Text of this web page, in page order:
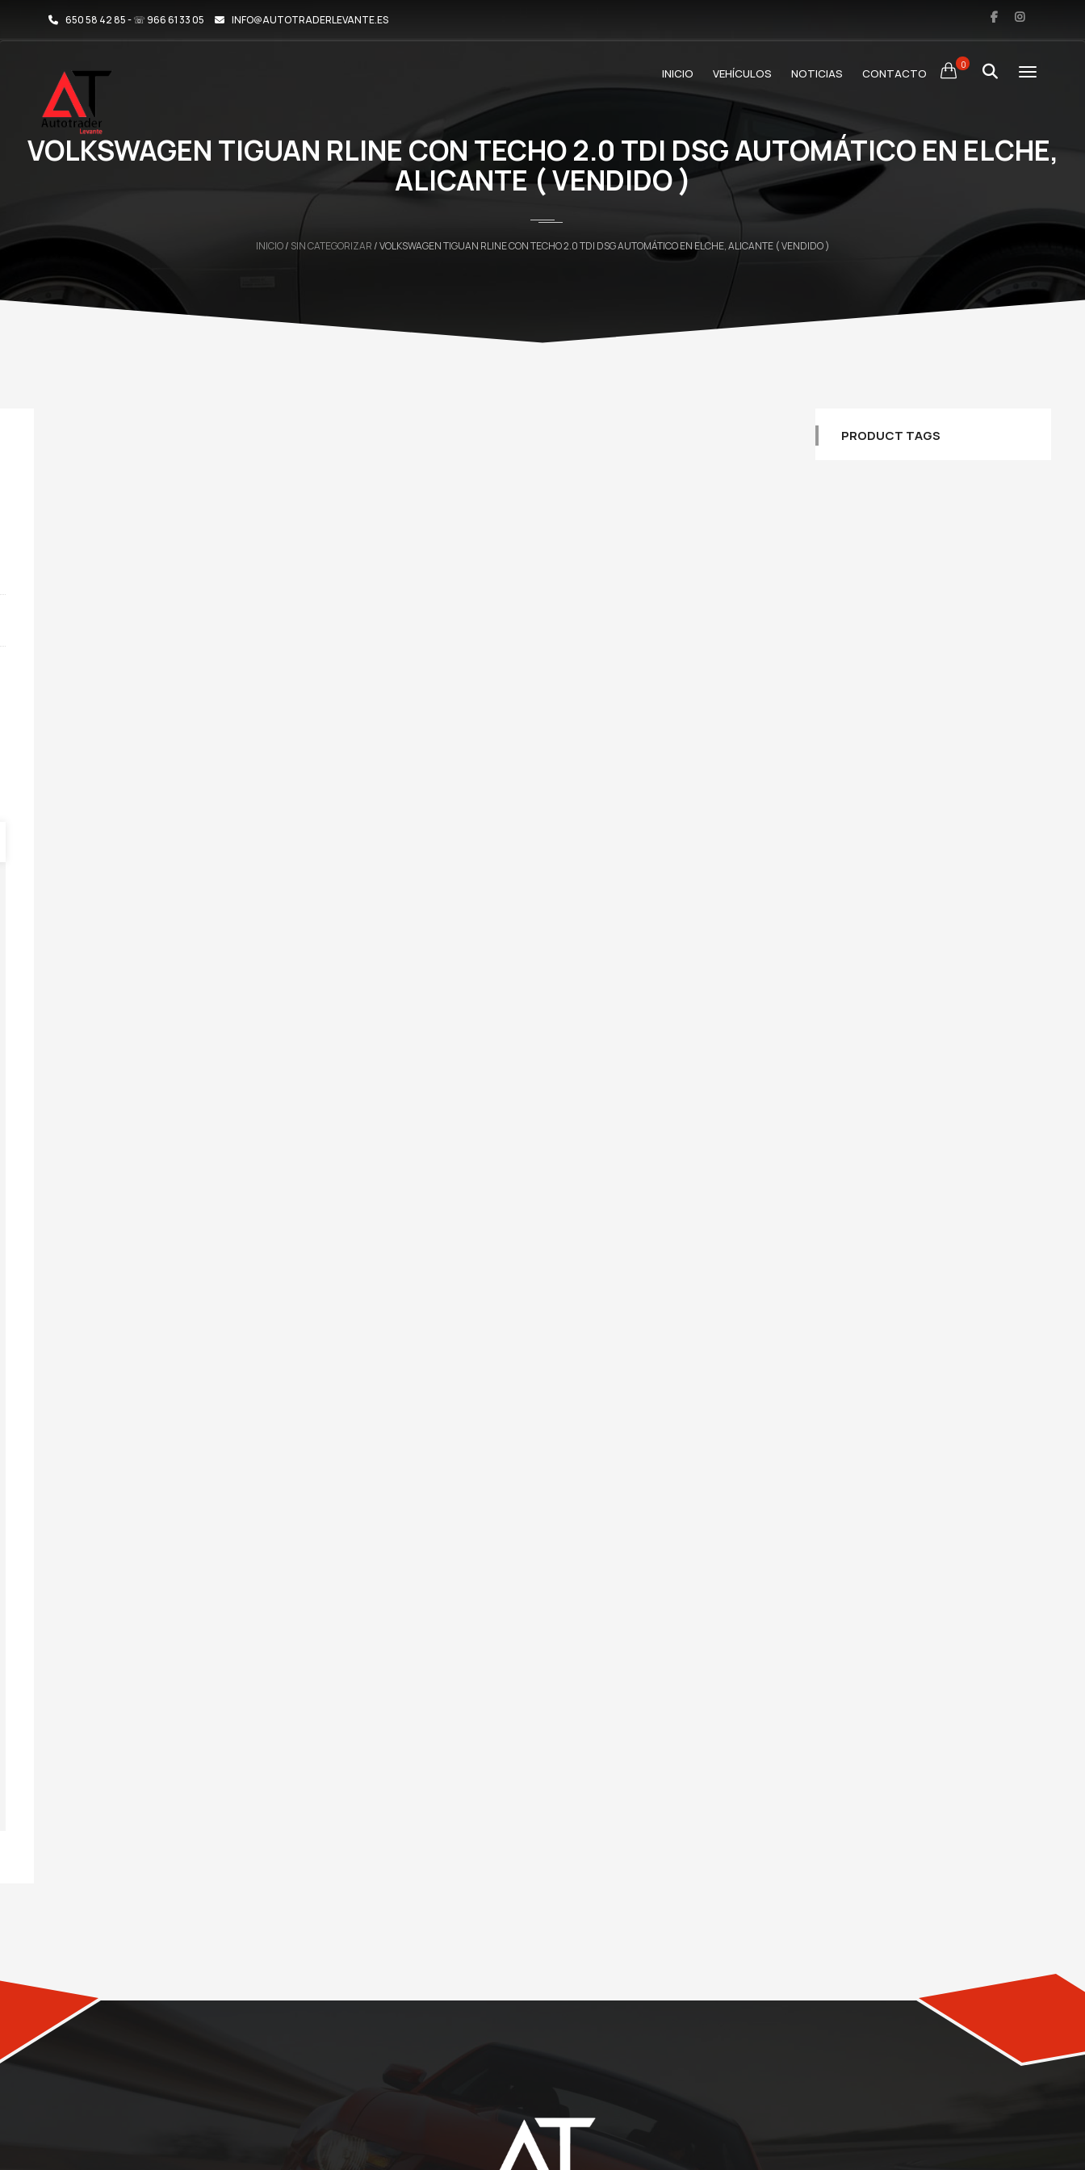
650 58 42 85 - ☏ 966 61 33 05 INFO@AUTOTRADERLEVANTE.ES
0
INICIO VEHÍCULOS NOTICIAS CONTACTO
VOLKSWAGEN TIGUAN RLINE CON TECHO 2.0 TDI DSG AUTOMÁTICO EN ELCHE,
ALICANTE ( VENDIDO )
INICIO/ SIN CATEGORIZAR/ VOLKSWAGEN TIGUAN RLINE CON TECHO 2.0 TDI DSG AUTOMÁTICO EN ELCHE, ALICANTE ( VENDIDO )
PRODUCT TAGS